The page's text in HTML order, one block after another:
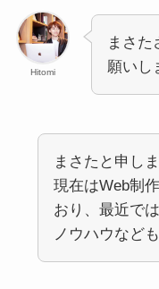
Hitomi
まさ
願いし
まさたと申しま
現在はWeb制
おり、最近で
ノウハウなど